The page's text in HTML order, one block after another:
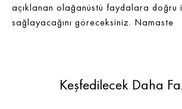
açıklanan olağanüstü faydalara doğru
sağlayacağını göreceksiniz. Namaste
Keşfedilecek Daha